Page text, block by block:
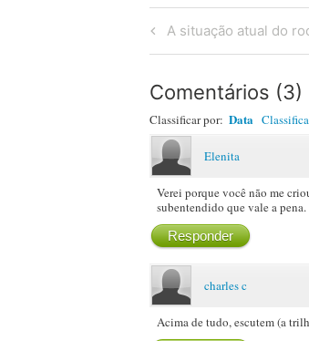
Post
navigation
Previous
Post
A situação atual do
Comentários (3)
Classificar por: Data
Elenita
Verei porque você não me
subentendido que vale a pena.
Responder
charles c
Acima de tudo, escutem (a